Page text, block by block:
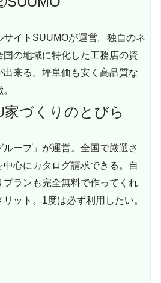
イトSUUMOが運営。独自のネ
国の地域に特化した工務店の資
来る。坪単価も安く高品質な
づくりのとびら
ープ」が運営。全国で厳選さ
心にカタログ請求できる。自
ランも完全無料で作ってくれ
ット。1度は必ず利用したい。